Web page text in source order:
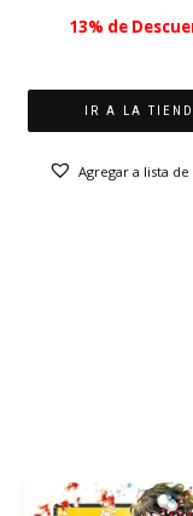
original
13% de
IR A LA
Agregar a lista